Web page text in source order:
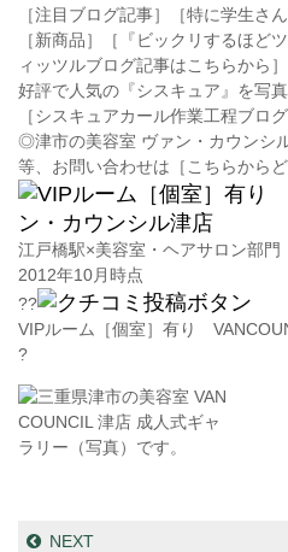
［注目ブログ記事］［特に学生さ
［新商品］［『ビックリするほど
ィッツルブログ記事はこちらから］
好評で人気の『シスキュア』を写
［シスキュアカール作業工程ブロ
◎津市の美容室 ヴァン・カウンシ
等、お問い合わせは［こちらからど
江戸橋駅×美容室・ヘアサロン部門
2012年10月時点
??
VIPルーム［個室］有り
?
NEXT